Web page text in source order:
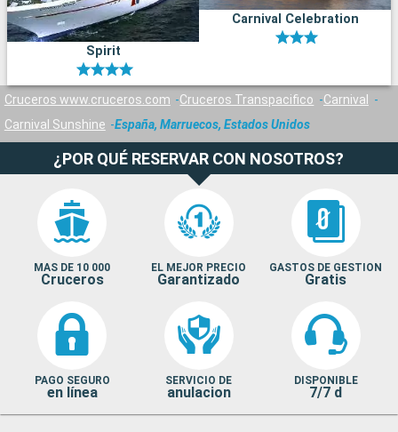
Spirit
Carnival Celebration
Cruceros www.cruceros.com Cruceros Transpacifico
Carnival
Carnival Sunshine
España, Marruecos, Estados Unidos
¿POR QUÉ RESERVAR CON NOSOTROS?
MAS DE 10 000
Cruceros
EL MEJOR PRECIO
Garantizado
GASTOS DE GESTION
Gratis
PAGO SEGURO
en línea
SERVICIO DE
anulacion
DISPONIBLE
7/7 d